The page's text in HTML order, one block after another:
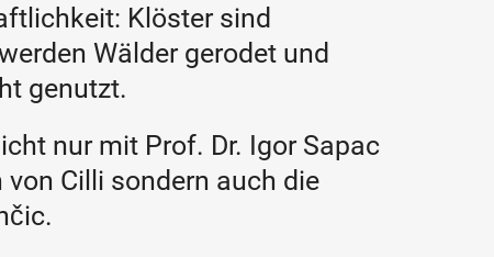
Klöster sind
Wälder gerodet und
genutzt.
nur mit Prof. Dr. Igor Sapac
Cilli sondern auch die